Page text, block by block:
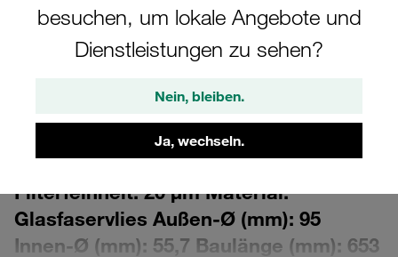
besuchen, um lokale Angebote und
Dienstleistungen zu sehen?
Nein, bleiben.
Ja, wechseln.
tatsächlichen Produkt abweichen.
Mehr anzeigen
Austausch-Filterelement für Druckfilter
Filterfeinheit: 20 µm Material:
Glasfaservlies Außen-Ø (mm): 95
Innen-Ø (mm): 55,7 Baulänge (mm): 653